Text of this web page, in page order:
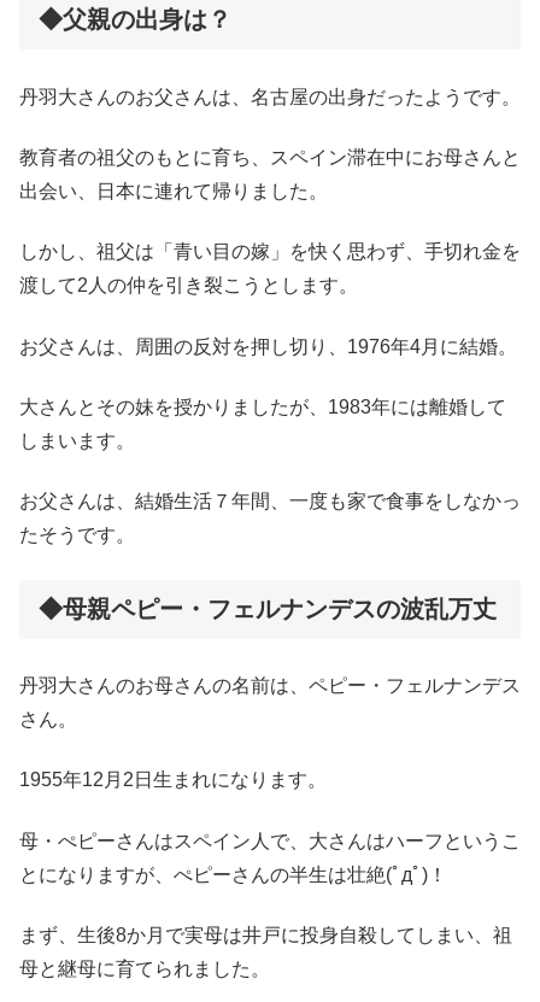
◆父親の出身は？
丹羽大さんのお父さんは、名古屋の出身だったようです。
教育者の祖父のもとに育ち、スペイン滞在中にお母さんと
出会い、日本に連れて帰りました。
しかし、祖父は「青い目の嫁」を快く思わず、手切れ金を
渡して2人の仲を引き裂こうとします。
お父さんは、周囲の反対を押し切り、1976年4月に結婚。
大さんとその妹を授かりましたが、1983年には離婚して
しまいます。
お父さんは、結婚生活７年間、一度も家で食事をしなかっ
たそうです。
◆母親ペピー・フェルナンデスの波乱万丈
丹羽大さんのお母さんの名前は、ペピー・フェルナンデス
さん。
1955年12月2日生まれになります。
母・ぺピーさんはスペイン人で、大さんはハーフというこ
とになりますが、ぺピーさんの半生は壮絶(ﾟдﾟ)！
まず、生後8か月で実母は井戸に投身自殺してしまい、祖
母と継母に育てられました。